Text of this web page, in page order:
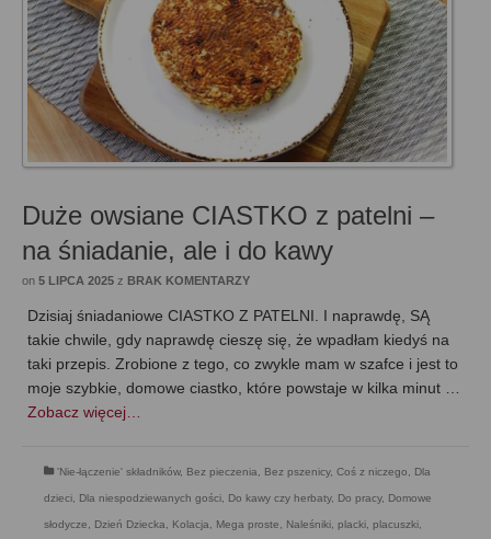
Duże owsiane CIASTKO z patelni –
na śniadanie, ale i do kawy
on 5 LIPCA 2025 z BRAK KOMENTARZY
Dzisiaj śniadaniowe CIASTKO Z PATELNI. I naprawdę, SĄ
takie chwile, gdy naprawdę cieszę się, że wpadłam kiedyś na
taki przepis. Zrobione z tego, co zwykle mam w szafce i jest to
moje szybkie, domowe ciastko, które powstaje w kilka minut …
Zobacz więcej…
'Nie-łączenie' składników, Bez pieczenia, Bez pszenicy, Coś z niczego, Dla
dzieci, Dla niespodziewanych gości, Do kawy czy herbaty, Do pracy, Domowe
słodycze, Dzień Dziecka, Kolacja, Mega proste, Naleśniki, placki, placuszki,